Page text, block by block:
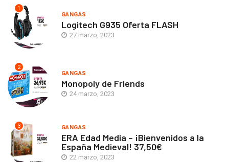
1
GANGAS
Logitech G935 Oferta FLASH
27 marzo, 2023
2
GANGAS
Monopoly de Friends
24 marzo, 2023
3 GANGAS
ERA Edad Media – ¡Bienvenidos a la
España Medieval! 37,50€
22 marzo, 2023